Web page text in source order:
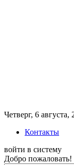
Четверг, 6 августа,
Контакты
войти в систему
Добро